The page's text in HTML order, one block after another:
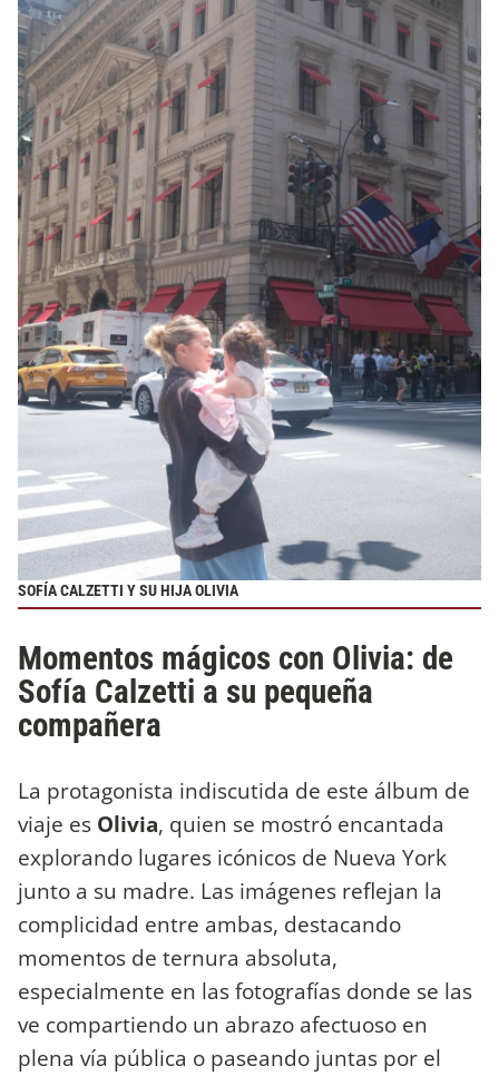
SOFÍA CALZETTI Y SU HIJA OLIVIA
Momentos mágicos con Olivia: de
Sofía Calzetti a su pequeña
compañera
La protagonista indiscutida de este álbum de
viaje es Olivia, quien se mostró encantada
explorando lugares icónicos de Nueva York
junto a su madre. Las imágenes reflejan la
complicidad entre ambas, destacando
momentos de ternura absoluta,
especialmente en las fotografías donde se las
ve compartiendo un abrazo afectuoso en
plena vía pública o paseando juntas por el